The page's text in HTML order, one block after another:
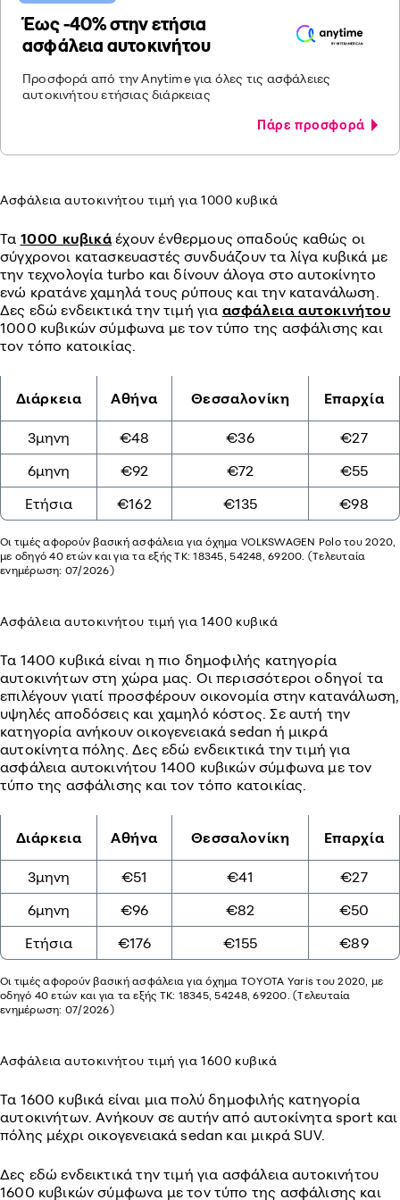
Έως -40% στην ετήσια
ασφάλεια αυτοκινήτου
Προσφορά από την Anytime για όλες τις ασφάλειες
αυτοκινήτου ετήσιας διάρκειας
Πάρε προσφορά
Ασφάλεια αυτοκινήτου τιμή για 1000 κυβικά
Τα 1000 κυβικάέχουν ένθερμους οπαδούς καθώς οι
σύγχρονοι κατασκευαστές συνδυάζουν τα λίγα κυβικά με
την τεχνολογία turbo και δίνουν άλογα στο αυτοκίνητο
ενώ κρατάνε χαμηλά τους ρύπους και την κατανάλωση.
Δες εδώ ενδεικτικά την τιμή για ασφάλεια αυτοκινήτου
1000 κυβικών σύμφωνα με τον τύπο της ασφάλισης και
τον τόπο κατοικίας.
Διάρκεια Αθήνα Θεσσαλονίκη Επαρχία
3μηνη €48 €36
€27
6μηνη
€92 €72
€55
Ετήσια
€162 €135 €98
Οι τιμές αφορούν βασική ασφάλεια για όχημα VOLKSWAGEN Polo του 2020,
με οδηγό 40 ετών και για τα εξής ΤΚ: 18345, 54248, 69200. (Τελευταία
ενημέρωση: 07/2026)
Ασφάλεια αυτοκινήτου τιμή για 1400 κυβικά
Τα 1400 κυβικά είναι η πιο δημοφιλής κατηγορία
αυτοκινήτων στη χώρα μας. Οι περισσότεροι οδηγοί τα
επιλέγουν γιατί προσφέρουν οικονομία στην κατανάλωση,
υψηλές αποδόσεις και χαμηλό κόστος. Σε αυτή την
κατηγορία ανήκουν οικογενειακά sedan ή μικρά
αυτοκίνητα πόλης. Δες εδώ ενδεικτικά την τιμή για
ασφάλεια αυτοκινήτου 1400 κυβικών σύμφωνα με τον
τύπο της ασφάλισης και τον τόπο κατοικίας.
Διάρκεια Αθήνα Θεσσαλονίκη Επαρχία
3μηνη €51 €41
€27
6μηνη
€96 €82
€50
Ετήσια
€176 €155 €89
Οι τιμές αφορούν βασική ασφάλεια για όχημα TOYOTA Yaris του 2020, με
οδηγό 40 ετών και για τα εξής ΤΚ: 18345, 54248, 69200. (Τελευταία
ενημέρωση: 07/2026)
Ασφάλεια αυτοκινήτου τιμή για 1600 κυβικά
Τα 1600 κυβικά είναι μια πολύ δημοφιλής κατηγορία
αυτοκινήτων. Ανήκουν σε αυτήν από αυτοκίνητα sport και
πόλης μέχρι οικογενειακά sedan και μικρά SUV.
Δες εδώ ενδεικτικά την τιμή για ασφάλεια αυτοκινήτου
1600 κυβικών σύμφωνα με τον τύπο της ασφάλισης και